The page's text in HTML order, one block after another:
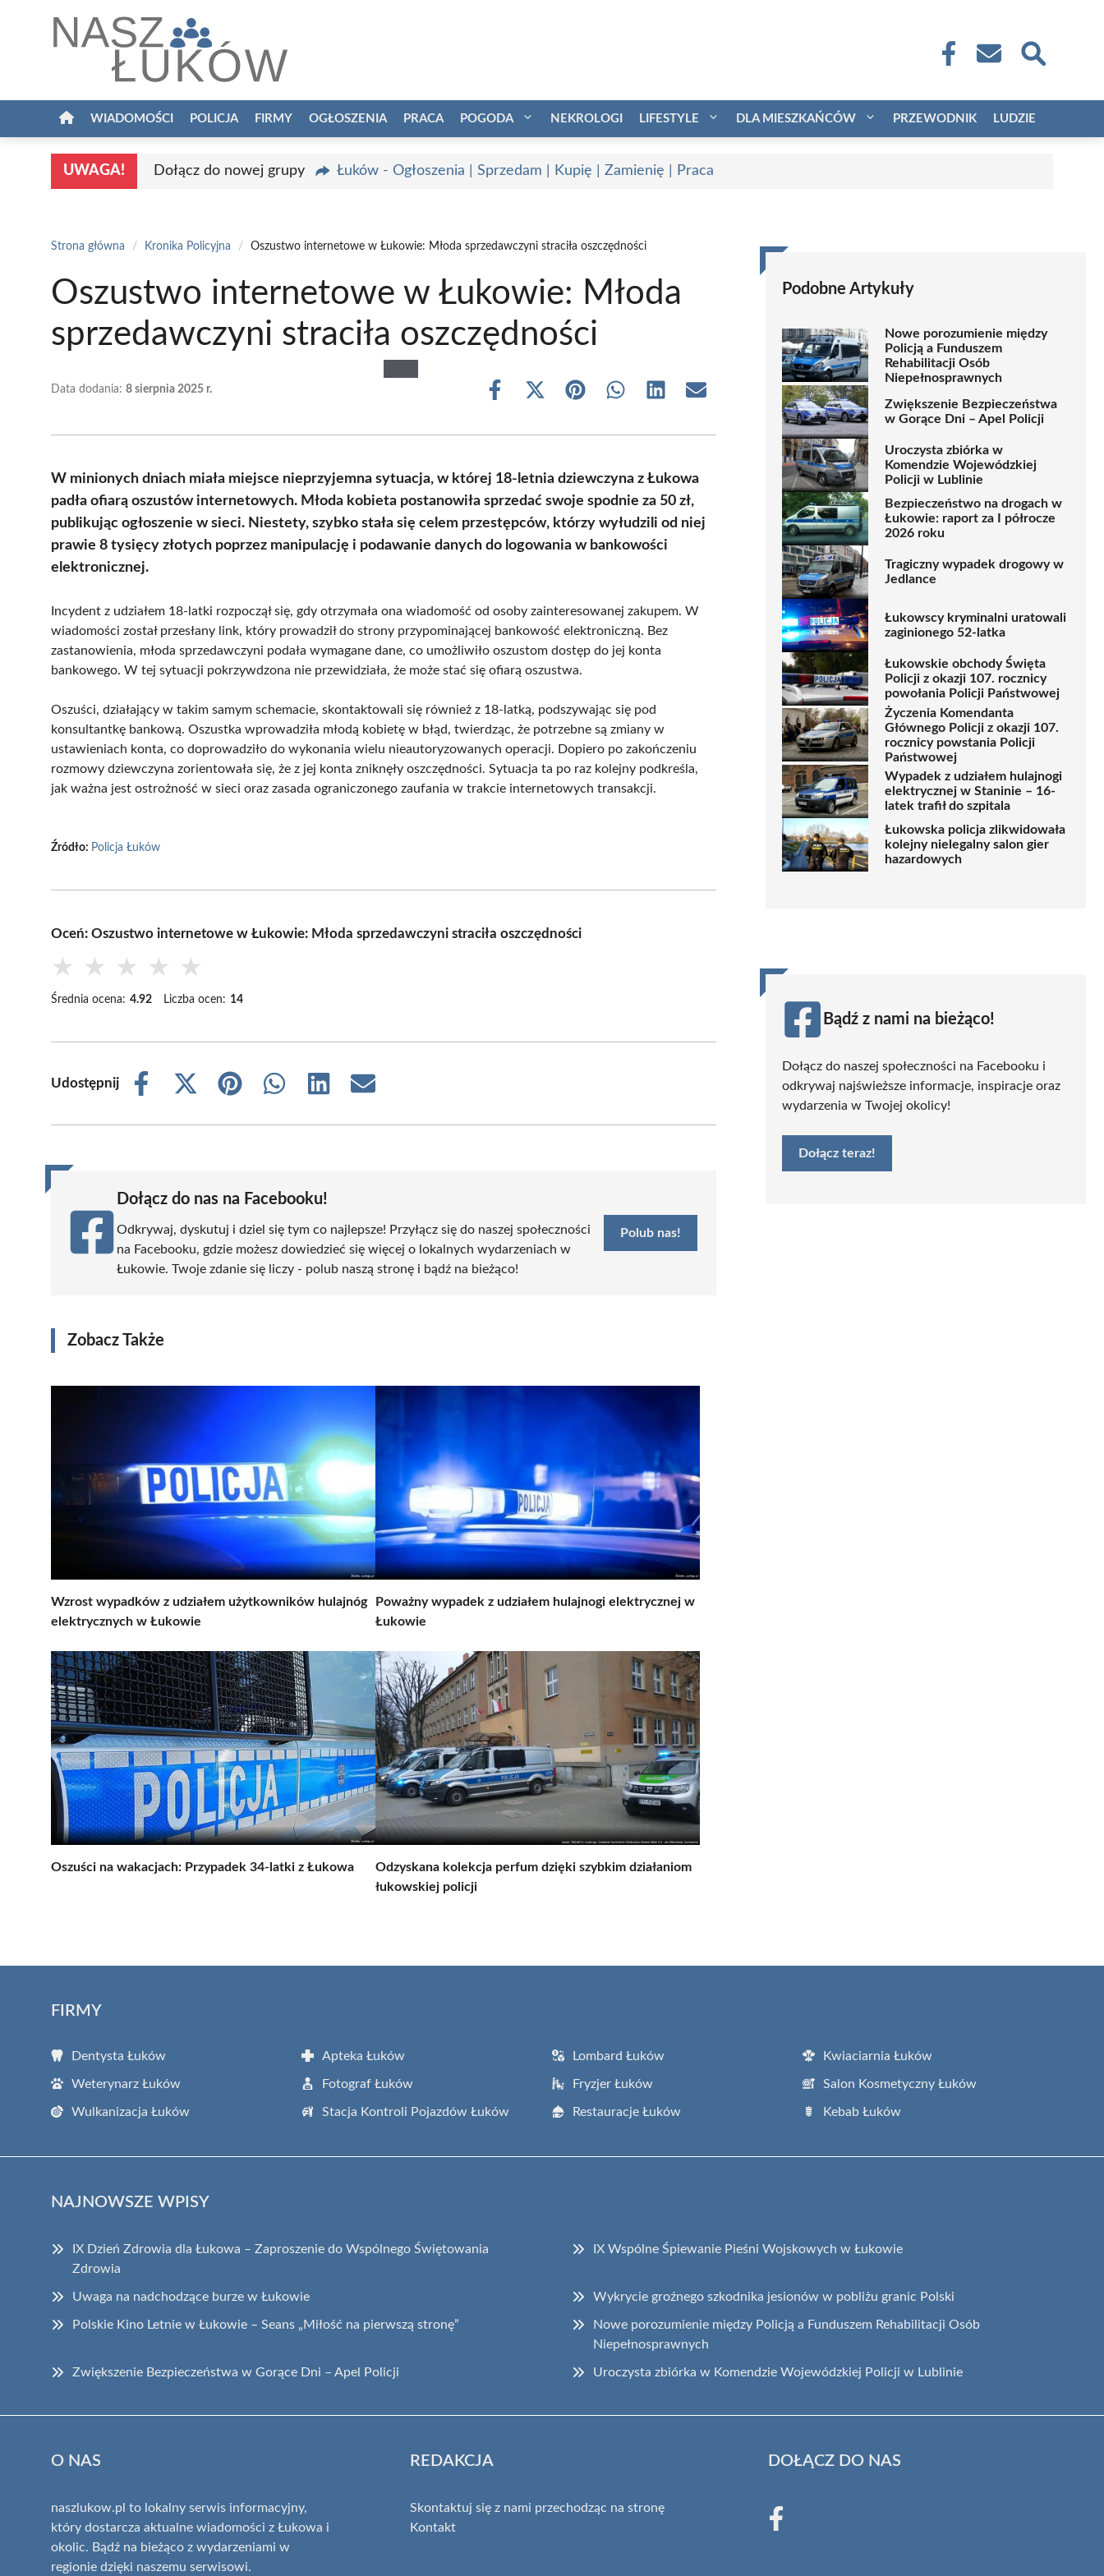
WIADOMOŚCI POLICJA FIRMY OGŁOSZENIA PRACA POGODA NEKROLOGI LIFESTYLE DLA MIESZKAŃCÓW PRZEWODNIK LUDZIE
UWAGA! Dołącz do nowej grupy Łuków - Ogłoszenia | Sprzedam | Kupię | Zamienię | Praca
Strona główna / Kronika Policyjna / Oszustwo internetowe w Łukowie: Młoda sprzedawczyni straciła oszczędności
Oszustwo internetowe w Łukowie: Młoda
sprzedawczyni straciła oszczędności
Data dodania: 8 sierpnia 2025 r.
Share
Share
(Twitter)
Share Share Share Share
W minionych dniach miała miejsce nieprzyjemna sytuacja, w której 18-letnia dziewczyna z Łukowa
padła ofiarą oszustów internetowych. Młoda kobieta postanowiła sprzedać swoje spodnie za 50 zł,
publikując ogłoszenie w sieci. Niestety, szybko stała się celem przestępców, którzy wyłudzili od niej
prawie 8 tysięcy złotych poprzez manipulację i podawanie danych do logowania w bankowości
elektronicznej.
Incydent z udziałem 18-latki rozpoczął się, gdy otrzymała ona wiadomość od osoby zainteresowanej zakupem. W
wiadomości został przesłany link, który prowadził do strony przypominającej bankowość elektroniczną. Bez
zastanowienia, młoda sprzedawczyni podała wymagane dane, co umożliwiło oszustom dostęp do jej konta
bankowego. W tej sytuacji pokrzywdzona nie przewidziała, że może stać się ofiarą oszustwa.
Oszuści, działający w takim samym schemacie, skontaktowali się również z 18-latką, podszywając się pod
konsultantkę bankową. Oszustka wprowadziła młodą kobietę w błąd, twierdząc, że potrzebne są zmiany w
ustawieniach konta, co doprowadziło do wykonania wielu nieautoryzowanych operacji. Dopiero po zakończeniu
rozmowy dziewczyna zorientowała się, że z jej konta zniknęły oszczędności. Sytuacja ta po raz kolejny podkreśla,
jak ważna jest ostrożność w sieci oraz zasada ograniczonego zaufania w trakcie internetowych transakcji.
Źródło: Policja Łuków
Oceń: Oszustwo internetowe w Łukowie: Młoda sprzedawczyni straciła oszczędności
★ ★ ★ ★ ★
Średnia ocena: 4.92 Liczba ocen: 14
Udostępnij
Share
Share
(Twitter)
Share
Share
Share
Share
Dołącz do nas na Facebooku!
Odkrywaj, dyskutuj i dziel się tym co najlepsze! Przyłącz się do naszej społeczności
na Facebooku, gdzie możesz dowiedzieć się więcej o lokalnych wydarzeniach w
Łukowie. Twoje zdanie się liczy - polub naszą stronę i bądź na bieżąco!
Polub nas!
Zobacz Także
Wzrost wypadków z udziałem użytkowników hulajnóg
elektrycznych w Łukowie
Poważny wypadek z udziałem hulajnogi elektrycznej w
Łukowie
Oszuści na wakacjach: Przypadek 34-latki z Łukowa
Odzyskana kolekcja perfum dzięki szybkim działaniom
łukowskiej policji
Podobne Artykuły
Nowe porozumienie między
Policją a Funduszem
Rehabilitacji Osób
Niepełnosprawnych
Zwiększenie Bezpieczeństwa
w Gorące Dni – Apel Policji
Uroczysta zbiórka w
Komendzie Wojewódzkiej
Policji w Lublinie
Bezpieczeństwo na drogach w
Łukowie: raport za I półrocze
2026 roku
Tragiczny wypadek drogowy w
Jedlance
Łukowscy kryminalni uratowali
zaginionego 52-latka
Łukowskie obchody Święta
Policji z okazji 107. rocznicy
powołania Policji Państwowej
Życzenia Komendanta
Głównego Policji z okazji 107.
rocznicy powstania Policji
Państwowej
Wypadek z udziałem hulajnogi
elektrycznej w Staninie – 16-
latek trafił do szpitala
Łukowska policja zlikwidowała
kolejny nielegalny salon gier
hazardowych
Bądź z nami na bieżąco!
Dołącz do naszej społeczności na Facebooku i
odkrywaj najświeższe informacje, inspiracje oraz
wydarzenia w Twojej okolicy!
Dołącz teraz!
FIRMY
Dentysta Łuków Apteka Łuków Lombard Łuków Kwiaciarnia Łuków
Weterynarz Łuków Fotograf Łuków Fryzjer Łuków Salon Kosmetyczny Łuków
Wulkanizacja Łuków Stacja Kontroli Pojazdów Łuków Restauracje Łuków Kebab Łuków
NAJNOWSZE WPISY
IX Dzień Zdrowia dla Łukowa – Zaproszenie do Wspólnego Świętowania
Zdrowia
IX Wspólne Śpiewanie Pieśni Wojskowych w Łukowie
Uwaga na nadchodzące burze w Łukowie Wykrycie groźnego szkodnika jesionów w pobliżu granic Polski
Polskie Kino Letnie w Łukowie – Seans „Miłość na pierwszą stronę”
Nowe porozumienie między Policją a Funduszem Rehabilitacji Osób
Niepełnosprawnych
Zwiększenie Bezpieczeństwa w Gorące Dni – Apel Policji Uroczysta zbiórka w Komendzie Wojewódzkiej Policji w Lublinie
O NAS
naszlukow.pl to lokalny serwis informacyjny,
który dostarcza aktualne wiadomości z Łukowa i
okolic. Bądź na bieżąco z wydarzeniami w
regionie dzięki naszemu serwisowi.
REDAKCJA
Skontaktuj się z nami przechodząc na stronę
Kontakt
DOŁĄCZ DO NAS